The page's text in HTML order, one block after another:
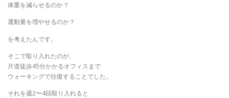
体重を減らせるのか？
運動量を増やせるのか？
を考えたんです。
そこで取り入れたのが、
片道徒歩45分かかるオフィスまで
ウォーキングで往復することでした。
それを週2〜4回取り入れると